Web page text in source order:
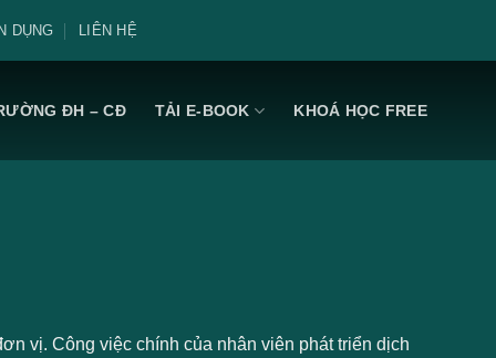
DỤNG LIÊN HỆ
ĐH – CĐ TẢI E-BOOK KHOÁ HỌC FREE
vị. Công việc chính của nhân viên phát triển dịch